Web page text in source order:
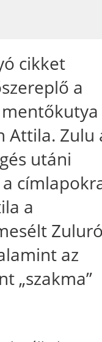
cikket
a
Attila. Zulu
utáni
a
az
„szakma”